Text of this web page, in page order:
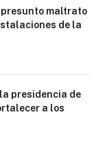
maltrato
de la
presidencia de
a los